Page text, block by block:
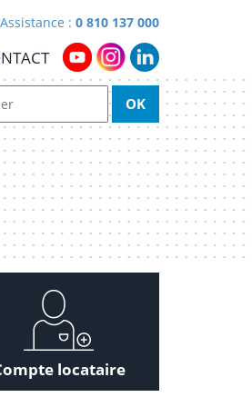
: 0 810 137 000
locataire